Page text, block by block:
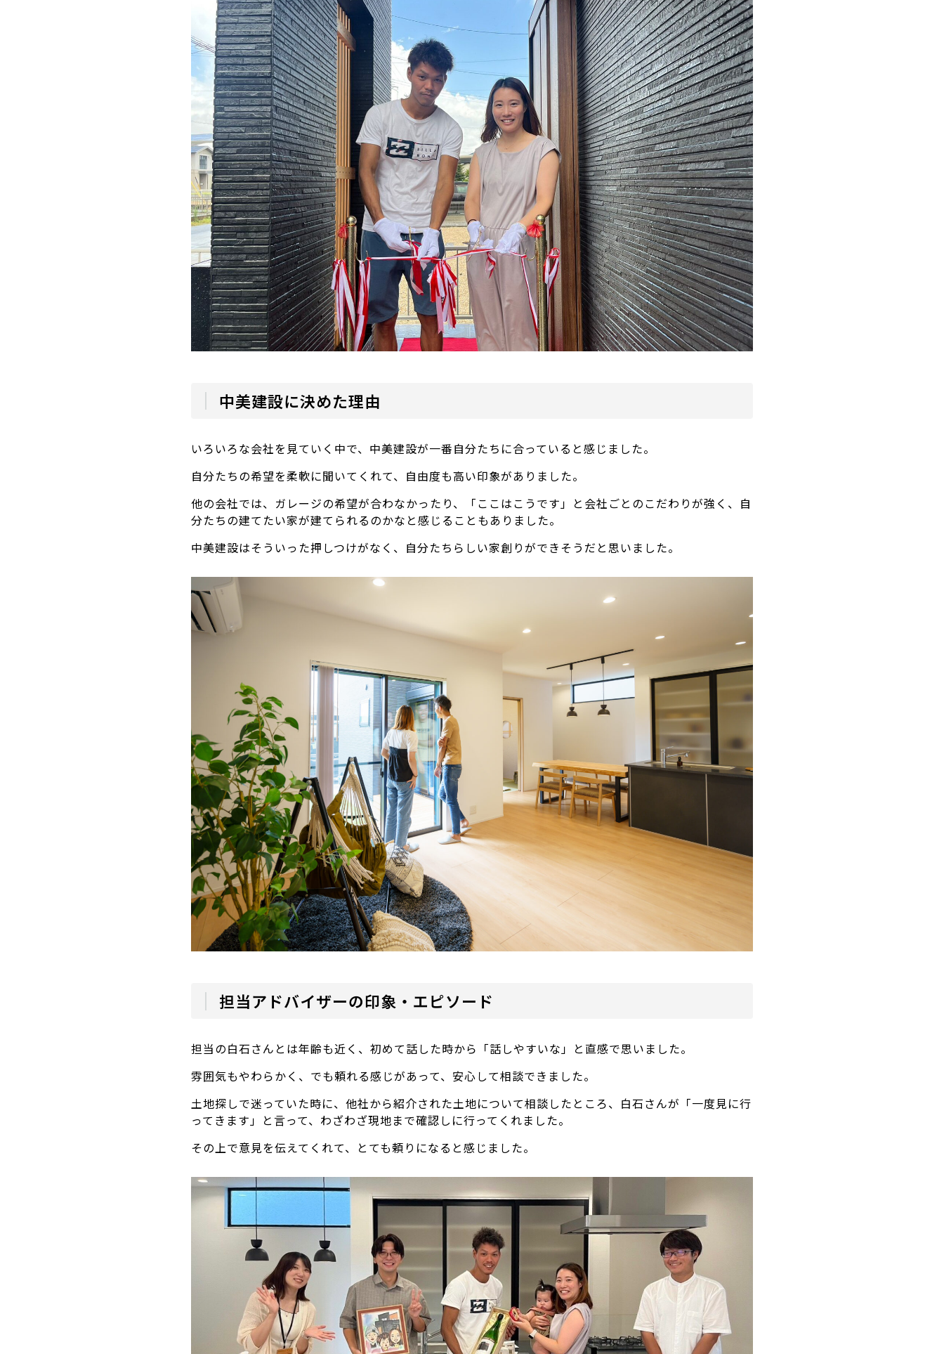
中美建設に決めた理由
いろいろな会社を見ていく中で、中美建設が一番自分たちに合っていると感じました。
自分たちの希望を柔軟に聞いてくれて、自由度も高い印象がありました。
他の会社では、ガレージの希望が合わなかったり、「ここはこうです」と会社ごとのこだわりが強く、自
分たちの建てたい家が建てられるのかなと感じることもありました。
中美建設はそういった押しつけがなく、自分たちらしい家創りができそうだと思いました。
担当アドバイザーの印象・エピソード
担当の白石さんとは年齢も近く、初めて話した時から「話しやすいな」と直感で思いました。
雰囲気もやわらかく、でも頼れる感じがあって、安心して相談できました。
土地探しで迷っていた時に、他社から紹介された土地について相談したところ、白石さんが「一度見に行
ってきます」と言って、わざわざ現地まで確認しに行ってくれました。
その上で意見を伝えてくれて、とても頼りになると感じました。